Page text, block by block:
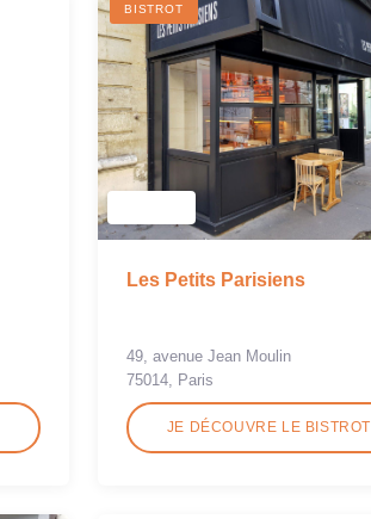
BISTROT
Les Petits Parisiens
49, avenue Jean Moulin
75014, Paris
JE DÉCOUVRE LE BISTROT